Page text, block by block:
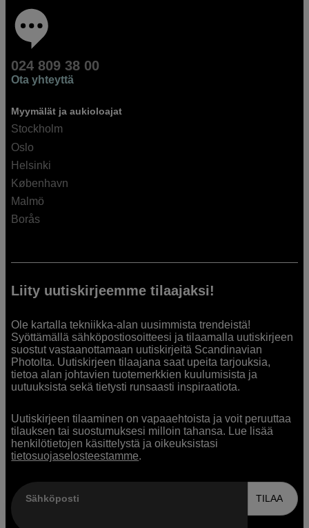
024 809 38 00
Ota yhteyttä
Myymälät ja aukioloajat
Stockholm
Oslo
Helsinki
København
Malmö
Borås
Liity uutiskirjeemme tilaajaksi!
Ole kartalla tekniikka-alan uusimmista trendeistä!
Syöttämällä sähköpostiosoitteesi ja tilaamalla uutiskirjeen
suostut vastaanottamaan uutiskirjeitä Scandinavian
Photolta. Uutiskirjeen tilaajana saat upeita tarjouksia,
tietoa alan johtavien tuotemerkkien kuulumisista ja
uutuuksista sekä tietysti runsaasti inspiraatiota.
Uutiskirjeen tilaaminen on vapaaehtoista ja voit peruuttaa
tilauksen tai suostumuksesi milloin tahansa. Lue lisää
henkilötietojen käsittelystä ja oikeuksistasi
tietosuojaselosteestamme.
Sähköposti TILAA